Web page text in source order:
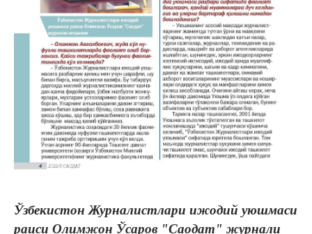
Ўзбекистон Журналистлари ижодий уюшмаси
раиси Олимжон Ўсаров "Саодат" журнали